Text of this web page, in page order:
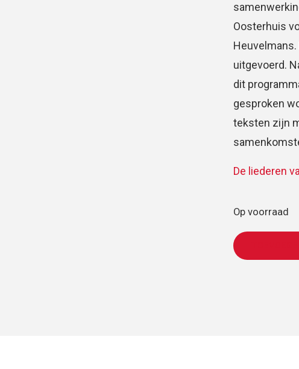
Oosterhuis
uitgevoerd.
dit
gesproken
teksten zijn
De liederen
Op voorraad